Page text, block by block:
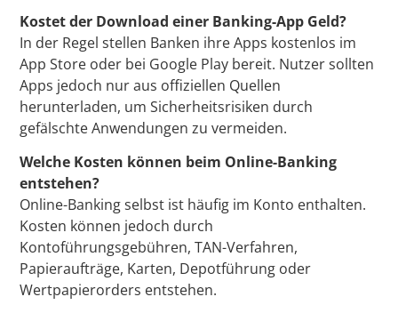
Kostet der Download einer Banking-App Geld?
In der Regel stellen Banken ihre Apps kostenlos im
App Store oder bei Google Play bereit. Nutzer sollten
Apps jedoch nur aus offiziellen Quellen
herunterladen, um Sicherheitsrisiken durch
gefälschte Anwendungen zu vermeiden.
Welche Kosten können beim Online-Banking
entstehen?
Online-Banking selbst ist häufig im Konto enthalten.
Kosten können jedoch durch
Kontoführungsgebühren, TAN-Verfahren,
Papieraufträge, Karten, Depotführung oder
Wertpapierorders entstehen.